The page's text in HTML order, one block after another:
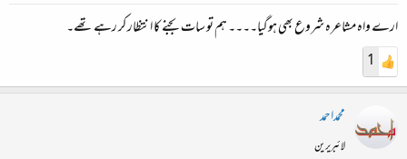
ارے واہ مشاعرہ شروع بھی ہوگیا۔۔۔۔ ہم تو سات بجنے کا انتظار کر رہے تھے۔
1
محمداحمد
لائبریرین